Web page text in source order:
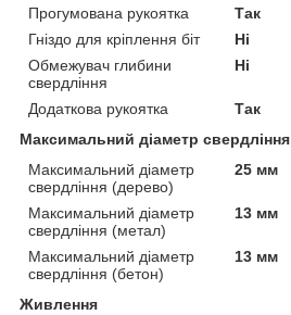
Прогумована рукоятка
Так
Гніздо для кріплення біт
Ні
Обмежувач глибини
свердління
Ні
Додаткова рукоятка
Так
Максимальний діаметр свердління
Максимальний діаметр
свердління (дерево)
25 мм
Максимальний діаметр
свердління (метал)
13 мм
Максимальний діаметр
свердління (бетон)
13 мм
Живлення